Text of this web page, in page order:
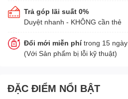
Trả góp lãi suất 0%
Duyệt nhanh - KHÔNG cần thẻ
Đổi mới miễn phítrong 15 ngày
(Với Sản phẩm bị lỗi kỹ thuật)
ĐẶC ĐIỂM NỔI BẬT